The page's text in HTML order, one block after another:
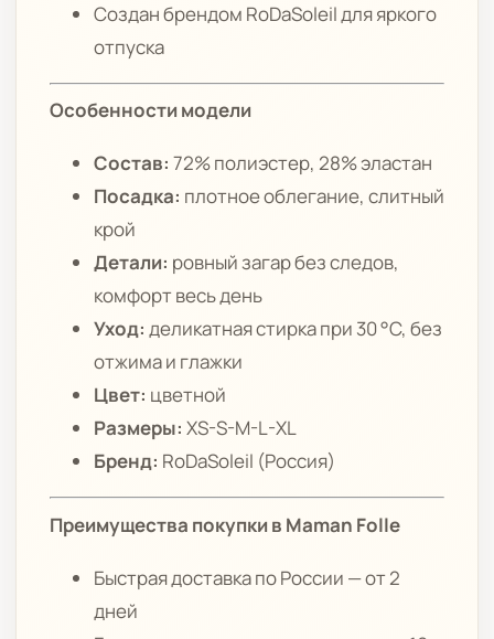
Создан брендом RoDaSoleil для яркого
отпуска
Особенности модели
Состав: 72% полиэстер, 28% эластан
Посадка: плотное облегание, слитный
крой
Детали: ровный загар без следов,
комфорт весь день
Уход: деликатная стирка при 30 °C, без
отжима и глажки
Цвет: цветной
Размеры: XS-S-M-L-XL
Бренд: RoDaSoleil (Россия)
Преимущества покупки в Maman Folle
Быстрая доставка по России — от 2
дней